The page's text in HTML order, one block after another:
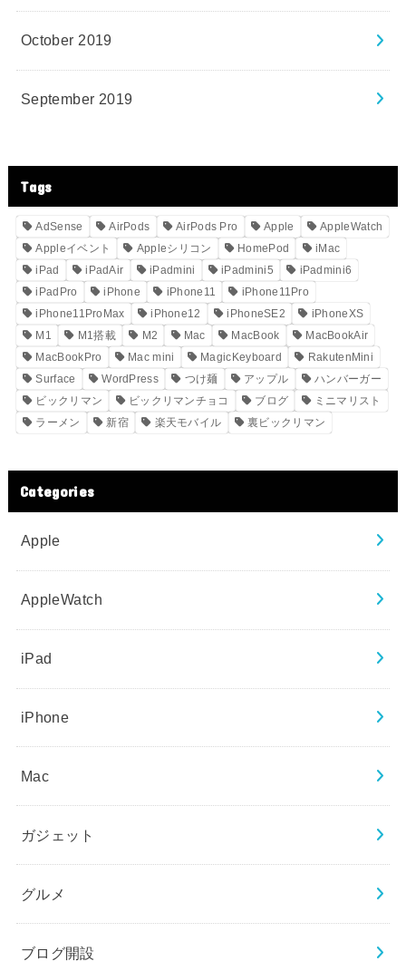
October 2019
September 2019
Tags
AdSense AirPods AirPods Pro Apple
AppleWatch
Appleイベント
Appleシリコン HomePod
iMac
iPad
iPadAir iPadmini iPadmini5
iPadmini6
iPadPro
iPhone iPhone11
iPhone11Pro
iPhone11ProMax
iPhone12 iPhoneSE2
iPhoneXS
M1
M1搭載 M2 Mac MacBook
MacBookAir
MacBookPro
Mac mini MagicKeyboard
RakutenMini
Surface
WordPress つけ麺 アップル
ハンバーガー
ビックリマン
ビックリマンチョコ ブログ
ミニマリスト
ラーメン
新宿 楽天モバイル 裏ビックリマン
Categories
Apple
AppleWatch
iPad
iPhone
Mac
ガジェット
グルメ
ブログ開設